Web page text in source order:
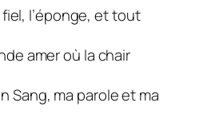
l’éponge, et tout
amer où la chair
Sang, ma parole et ma